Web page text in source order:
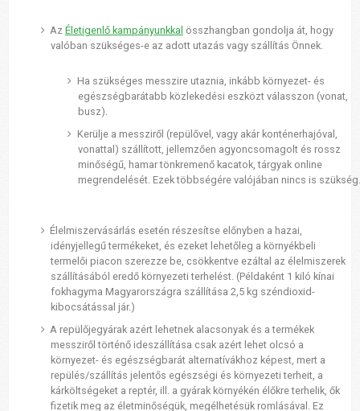
AzÉletigenlő kampányunkkal összhangban gondolja át, hogy
valóban szükséges-e az adott utazás vagy szállítás Önnek.
Ha szükséges messzire utaznia, inkább környezet- és
egészségbarátabb közlekedési eszközt válasszon (vonat,
busz).
Kerülje a messziről (repülővel, vagy akár konténerhajóval,
vonattal) szállított, jellemzően agyoncsomagolt és rossz
minőségű, hamar tönkremenő kacatok, tárgyak online
megrendelését. Ezek többségére valójában nincs is szükség.
Élelmiszervásárlás esetén részesítse előnyben a hazai,
idényjellegű termékeket, és ezeket lehetőleg a környékbeli
termelői piacon szerezze be, csökkentve ezáltal az élelmiszerek
szállításából eredő környezeti terhelést. (Példaként 1 kiló kínai
fokhagyma Magyarországra szállítása 2,5 kg széndioxid-
kibocsátással jár.)
A repülőjegyárak azért lehetnek alacsonyak és a termékek
messziről történő ideszállítása csak azért lehet olcsó a
környezet- és egészségbarát alternatívákhoz képest, mert a
repülés/szállítás jelentős egészségi és környezeti terheit, a
kárköltségeket a reptér, ill. a gyárak környékén élőkre terhelik, ők
fizetik meg az életminőségük, megélhetésük romlásával. Ez